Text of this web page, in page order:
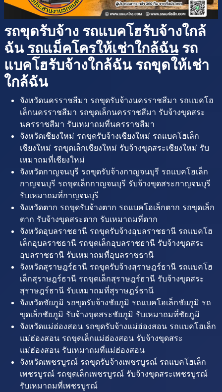
รถขุดรับจ้าง รถแบคโฮรับจ้างใกล้
ฉัน รถแม็คโครให้เช่าใกล้ฉัน รถ
แบคโฮรับจ้างใกล้ฉัน รถขุดให้เช่า
ใกล้ฉัน
จังหวัดนครราชสีมา รถขุดรับจ้างนครราชสีมา รถแบคโฮ
เล็กนครราชสีมา รถขุดเล็กนครราชสีมา รับจ้างขุดสระ
นครราชสีมา รับเหมาถมที่นครราชสีมา
จังหวัดเชียงใหม่ รถขุดรับจ้างเชียงใหม่ รถแบคโฮเล็ก
เชียงใหม่ รถขุดเล็กเชียงใหม่ รับจ้างขุดสระเชียงใหม่ รับ
เหมาถมที่เชียงใหม่
จังหวัดกาญจนบุรี รถขุดรับจ้างกาญจนบุรี รถแบคโฮเล็ก
กาญจนบุรี รถขุดเล็กกาญจนบุรี รับจ้างขุดสระกาญจนบุรี
รับเหมาถมที่กาญจนบุรี
จังหวัดตาก รถขุดรับจ้างตาก รถแบคโฮเล็กตาก รถขุดเล็ก
ตาก รับจ้างขุดสระตาก รับเหมาถมที่ตาก
จังหวัดอุบลราชธานี รถขุดรับจ้างอุบลราชธานี รถแบคโฮ
เล็กอุบลราชธานี รถขุดเล็กอุบลราชธานี รับจ้างขุดสระ
อุบลราชธานี รับเหมาถมที่อุบลราชธานี
จังหวัดสุราษฎร์ธานี รถขุดรับจ้างสุราษฎร์ธานี รถแบคโฮ
เล็กสุราษฎร์ธานี รถขุดเล็กสุราษฎร์ธานี รับจ้างขุดสระ
สุราษฎร์ธานี รับเหมาถมที่สุราษฎร์ธานี
จังหวัดชัยภูมิ รถขุดรับจ้างชัยภูมิ รถแบคโฮเล็กชัยภูมิ รถ
ขุดเล็กชัยภูมิ รับจ้างขุดสระชัยภูมิ รับเหมาถมที่ชัยภูมิ
จังหวัดแม่ฮ่องสอน รถขุดรับจ้างแม่ฮ่องสอน รถแบคโฮเล็ก
แม่ฮ่องสอน รถขุดเล็กแม่ฮ่องสอน รับจ้างขุดสระ
แม่ฮ่องสอน รับเหมาถมที่แม่ฮ่องสอน
จังหวัดเพชรบูรณ์ รถขุดรับจ้างเพชรบูรณ์ รถแบคโฮเล็ก
เพชรบูรณ์ รถขุดเล็กเพชรบูรณ์ รับจ้างขุดสระเพชรบูรณ์
รับเหมาถมที่เพชรบูรณ์